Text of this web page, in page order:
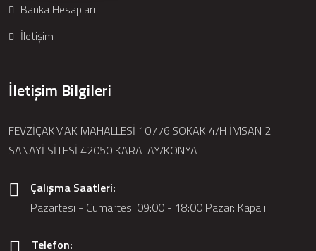
Banka Hesapları
İletişim
İletişim Bilgileri
FEVZİÇAKMAK MAHALLESİ 10776.SOKAK 4/H İMSAN 2
SANAYİ SİTESİ 42050 KARATAY/KONYA
Çalışma Saatleri:
Pazartesi - Cumartesi 09:00 - 18:00 Pazar: Kapalı
Telefon: